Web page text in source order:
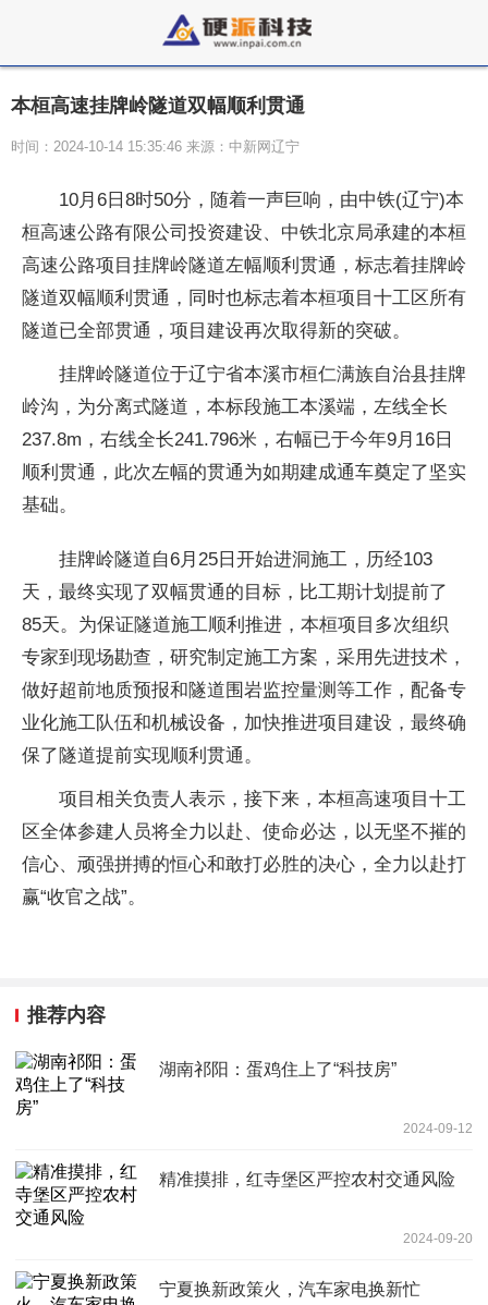
本桓高速挂牌岭隧道双幅顺利贯通
时间：2024-10-14 15:35:46 来源：中新网辽宁
10月6日8时50分，随着一声巨响，由中铁(辽宁)本
桓高速公路有限公司 投资建设、中铁北京局承建的本桓
高速公路项目挂牌岭隧道左幅顺利贯通，标志着挂牌岭
隧道双幅顺利贯通，同时也标志着本桓项目十工区所有
隧道已全部贯通，项目建设再次取得新的突破。
挂牌岭隧道位于辽宁省本溪市桓仁满族自治县挂牌
岭沟，为分离式隧道，本标段施工本溪端，左线全长
237.8m，右线全长241.796米，右幅已于今年9月16日
顺利贯通，此次左幅的贯通为如期建成通车奠定了坚实
基础。
挂牌岭隧道自6月25日开始进洞施工，历经103
天，最终实现了双幅贯通的目标，比工期计划提前了
85天。为保证隧道施工顺利推进，本桓项目多次组织
专家到现场勘查，研究制定施工方案，采用先进技术，
做好超前地质预报和隧道围岩监控量测等工作，配备专
业化施工队伍和机械设备，加快推进项目建设，最终确
保了隧道提前实现顺利贯通。
项目相关负责人表示，接下来，本桓高速项目十工
区全体参建人员将全力以赴、使命必达，以无坚不摧的
信心、顽强拼搏的恒心和敢打必胜的决心，全力以赴打
赢“收官之战”。
推荐内容
湖南祁阳：蛋鸡住上了“科技房”
2024-09-12
精准摸排，红寺堡区严控农村交通风险
2024-09-20
宁夏换新政策火，汽车家电换新忙